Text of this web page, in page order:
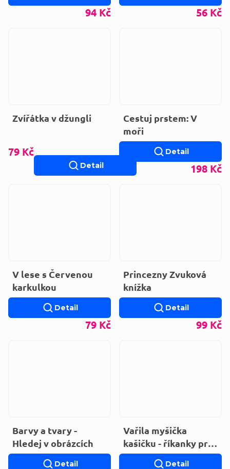
94 Kč 56 Kč
Zvířátka v džungli
79 Kč
Detail
Cestuj prstem: V
moři
198 Kč
Detail
V lese s Červenou
karkulkou
79 Kč
Detail
Princezny Zvuková
knížka
99 Kč
Detail
Barvy a tvary -
Hledej v obrázcích
Detail
Vařila myšička
kašičku - říkanky pro
děti
Detail